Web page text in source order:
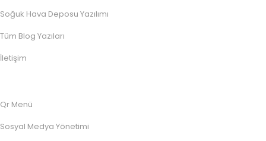
Soğuk Hava Deposu Yazılımı
Tüm Blog Yazıları
İletişim
Qr Menü
Sosyal Medya Yönetimi